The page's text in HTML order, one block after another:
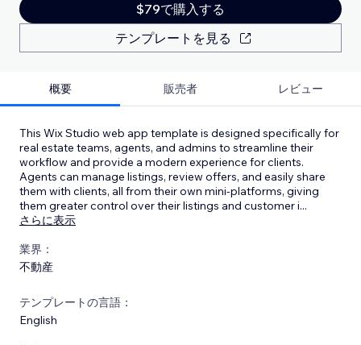
$79で購入する
テンプレートを見る
概要 販売者 レビュー
This Wix Studio web app template is designed specifically for
real estate teams, agents, and admins to streamline their
workflow and provide a modern experience for clients.
Agents can manage listings, review offers, and easily share
them with clients, all from their own mini-platforms, giving
them greater control over their listings and customer i...
さらに表示
業界：
不動産
テンプレートの言語：
English